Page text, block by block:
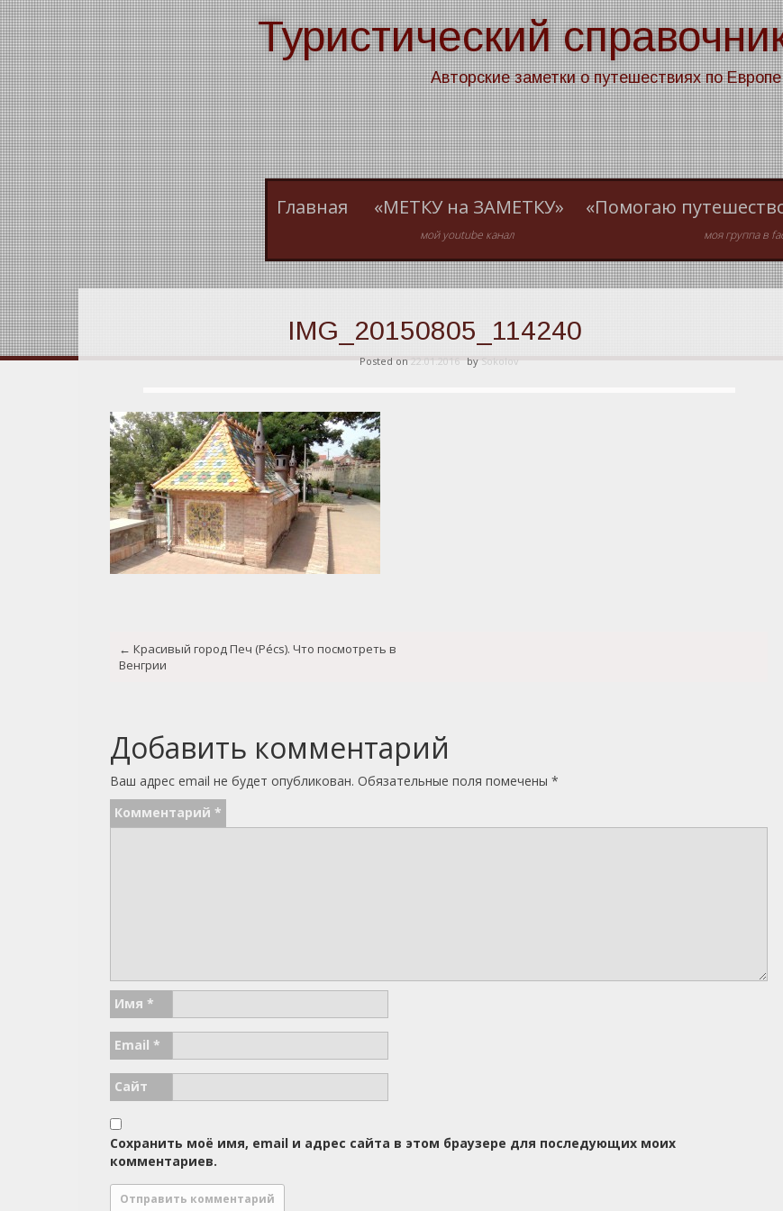
Skip
to
content
Туристический
Авторские заметки о путешествиях по Европе
Главная «МЕТКУ на ЗАМЕТКУ»
мой youtube канал
«Помогаю
моя группа в
IMG_20150805_114240
Posted on 22.01.2016 by Sokolov
navigation
← Красивый город Печ (Pécs). Что посмотреть в
Венгрии
Добавить комментарий
Ваш адрес email не будет опубликован. Обязательные поля помечены *
Комментарий *
Имя *
Email *
Сайт
Сохранить моё имя, email и адрес сайта в этом браузере для последующих моих
комментариев.